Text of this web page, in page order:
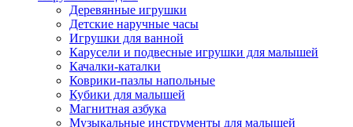
Деревянные игрушки
Детские наручные часы
Игрушки для ванной
Карусели и подвесные игрушки для малышей
Качалки-каталки
Коврики-пазлы напольные
Кубики для малышей
Магнитная азбука
Музыкальные инструменты для малышей